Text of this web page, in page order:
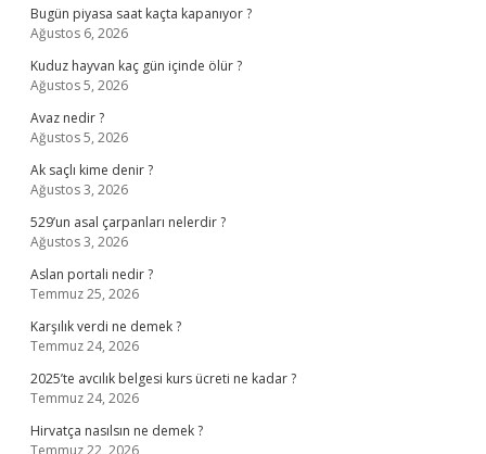
Bugün piyasa saat kaçta kapanıyor ?
Ağustos 6, 2026
Kuduz hayvan kaç gün içinde ölür ?
Ağustos 5, 2026
Avaz nedir ?
Ağustos 5, 2026
Ak saçlı kime denir ?
Ağustos 3, 2026
529’un asal çarpanları nelerdir ?
Ağustos 3, 2026
Aslan portali nedir ?
Temmuz 25, 2026
Karşılık verdi ne demek ?
Temmuz 24, 2026
2025’te avcılık belgesi kurs ücreti ne kadar ?
Temmuz 24, 2026
Hirvatça nasılsın ne demek ?
Temmuz 22, 2026